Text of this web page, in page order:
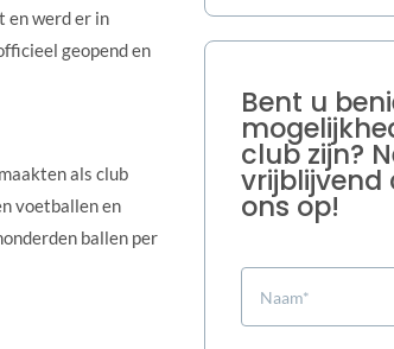
en werd er in
geopend en
als club
voetballen en
ballen per
Bent u
club zijn?
ons op!